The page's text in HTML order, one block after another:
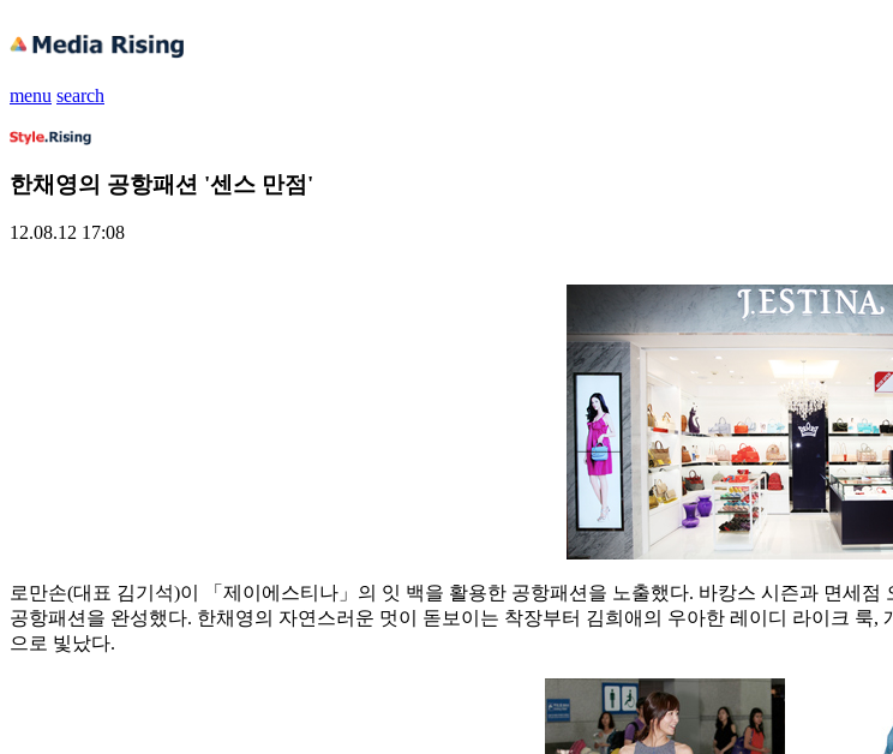
menu search
한채영의 공항패션 '센스 만점'
12.08.12 17:08
로만손(대표 김기석)이 「제이에스티나」의 잇 백을 활용한 공항패션을 노출했다. 바캉스 시즌과 면세
공항패션을 완성했다. 한채영의 자연스러운 멋이 돋보이는 착장부터 김희애의 우아한 레이디 라이크 룩
으로 빛났다.